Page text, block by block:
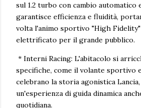
sul 1.2 turbo con cambio
garantisce efficienza e fluidità,
volta l'animo sportivo "High
elettrificato per il grande pubblico.
* Interni Racing: L'abitacolo si
specifiche, come il volante sportivo
celebrano la storia agonistica
un'esperienza di guida dinamica
quotidiana.